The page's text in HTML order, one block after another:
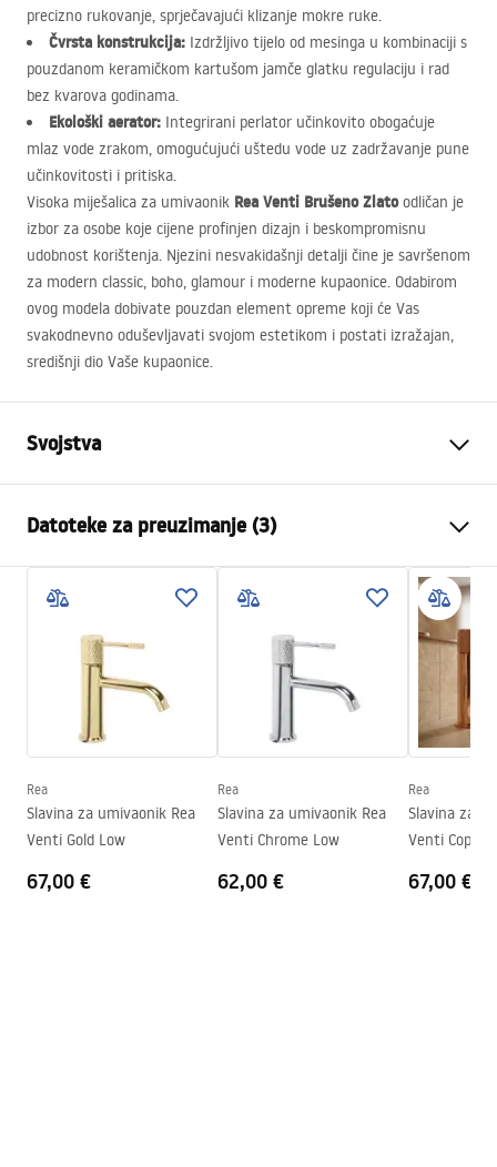
precizno rukovanje, sprječavajući klizanje mokre ruke.
Čvrsta konstrukcija: Izdržljivo tijelo od mesinga u kombinaciji s
pouzdanom keramičkom kartušom jamče glatku regulaciju i rad
bez kvarova godinama.
Ekološki aerator: Integrirani perlator učinkovito obogaćuje
mlaz vode zrakom, omogućujući uštedu vode uz zadržavanje pune
učinkovitosti i pritiska.
Visoka miješalica za umivaonik Rea Venti Brušeno Zlatoodličan je
izbor za osobe koje cijene profinjen dizajn i beskompromisnu
udobnost korištenja. Njezini nesvakidašnji detalji čine je savršenom
za modern classic, boho, glamour i moderne kupaonice. Odabirom
ovog modela dobivate pouzdan element opreme koji će Vas
svakodnevno oduševljavati svojom estetikom i postati izražajan,
središnji dio Vaše kupaonice.
Svojstva
Način montaže
Stojeća
Boja
Četkano zlato
Vrsta izljevne cijevi
Fiksna
Materijal
Mjed
Doseg izljeva
mm
Tehnologija premazivanja
PVD
Promjer priključka
Jamstvo
5 godina
Datoteke za preuzimanje (3)
Jamstveni uvjeti
Upute za montažu
faucet.pdf
Sigurnosne informacije
Rea
Slavina za umivaonik Rea
Venti Gold Low
67,00 €
Rea
Slavina za umivaonik Rea
Venti Chrome Low
62,00 €
Rea
Slavina za
Venti Copper
67,00 €